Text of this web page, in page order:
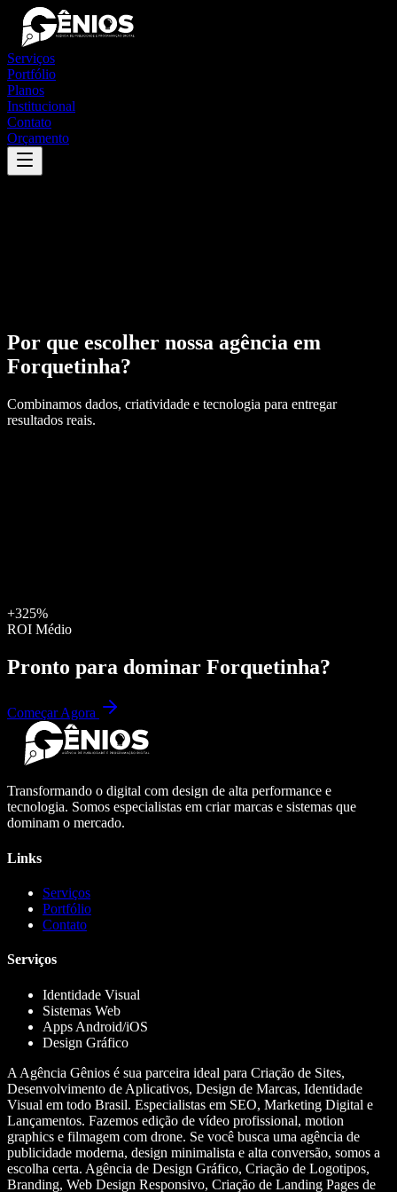
Serviços
Portfólio
Planos
Institucional
Contato
Orçamento
Por que escolher nossa agência em
Forquetinha?
Combinamos dados, criatividade e tecnologia para entregar
resultados reais.
+325%
ROI Médio
Pronto para dominar Forquetinha?
Começar Agora
Transformando o digital com design de alta performance e
tecnologia. Somos especialistas em criar marcas e sistemas que
dominam o mercado.
Links
Serviços
Portfólio
Contato
Serviços
Identidade Visual
Sistemas Web
Apps Android/iOS
Design Gráfico
A Agência Gênios é sua parceira ideal para Criação de Sites,
Desenvolvimento de Aplicativos, Design de Marcas, Identidade
Visual em todo Brasil. Especialistas em SEO, Marketing Digital e
Lançamentos. Fazemos edição de vídeo profissional, motion
graphics e filmagem com drone. Se você busca uma agência de
publicidade moderna, design minimalista e alta conversão, somos a
escolha certa. Agência de Design Gráfico, Criação de Logotipos,
Branding, Web Design Responsivo, Criação de Landing Pages de